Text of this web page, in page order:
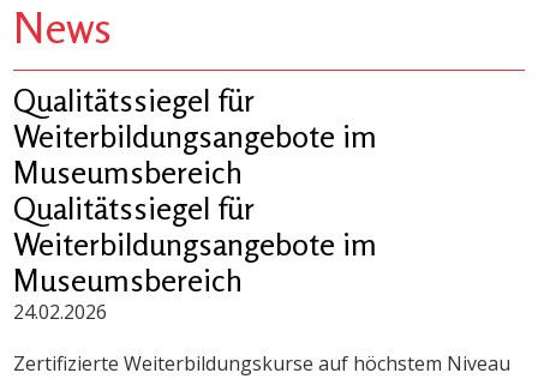
News
Qualitätssiegel für
Weiterbildungsangebote im
Museumsbereich
Qualitätssiegel für
Weiterbildungsangebote im
Museumsbereich
24.02.2026
Zertifizierte Weiterbildungskurse auf höchstem Niveau